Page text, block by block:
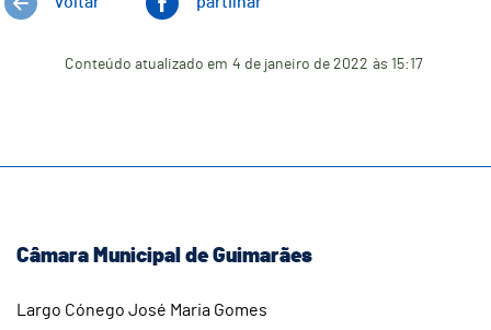
Conteúdo atualizado em 4 de janeiro de 2022 às 15:17
Câmara Municipal de Guimarães
Largo Cónego José Maria Gomes